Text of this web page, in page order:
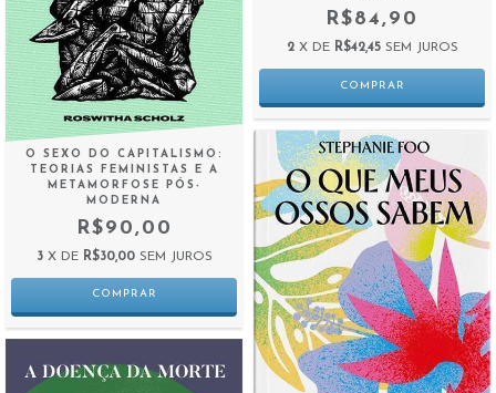
O SEXO DO CAPITALISMO:
TEORIAS FEMINISTAS E A
METAMORFOSE PÓS-
MODERNA
R$90,00
3 X DE R$30,00 SEM JUROS
R$84,90
2 X DE R$42,45 SEM JUROS